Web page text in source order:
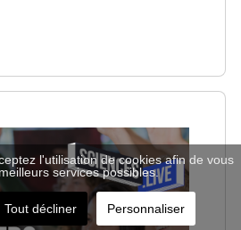
l'utilisation de cookies afin de vous
services possibles.
Tout décliner Personnaliser